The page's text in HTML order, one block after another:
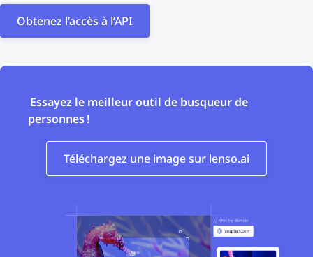
Obtenez l’accès à l’API
Essayez le meilleur outil de busqueur de
personnes !
Téléchargez une image sur lenso.ai